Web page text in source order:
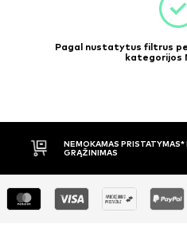
Pagal nustatytus filtrus
kategorijos
APMOKĖJIMAS